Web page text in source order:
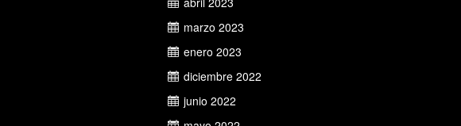
marzo 2023
enero 2023
diciembre 2022
junio 2022